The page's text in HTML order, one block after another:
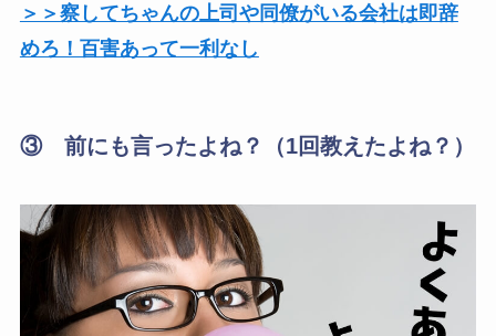
＞＞察してちゃんの上司や同僚がいる会社は即辞
めろ！百害あって一利なし
③ 前にも言ったよね？（1回教えたよね？）